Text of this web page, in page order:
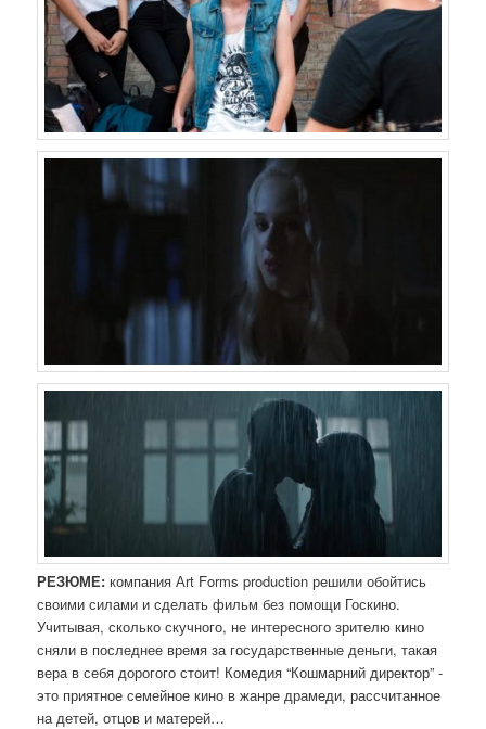
РЕЗЮМЕ: компания Аrt Forms production решили обойтись
своими силами и сделать фильм без помощи Госкино.
Учитывая, сколько скучного, не интересного зрителю кино
сняли в последнее время за государственные деньги, такая
вера в себя дорогого стоит! Комедия “Кошмарний директор” -
это приятное семейное кино в жанре драмеди, рассчитанное
на детей, отцов и матерей…